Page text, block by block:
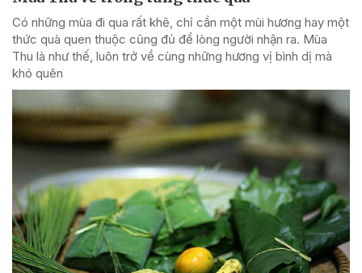
Có những mùa đi qua rất khẽ, chỉ cần một mùi hương hay một
thức quà quen thuộc cũng đủ để lòng người nhận ra. Mùa
Thu là như thế, luôn trở về cùng những hương vị bình dị mà
khó quên